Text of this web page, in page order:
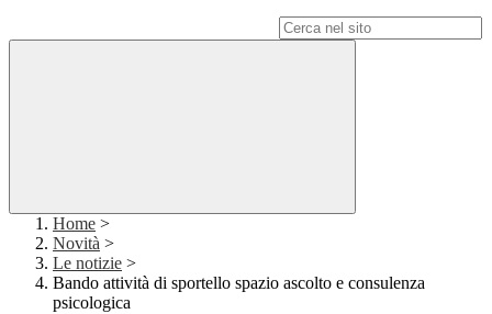
Home >
Novità >
Le notizie >
Bando attività di sportello spazio ascolto e consulenza
psicologica